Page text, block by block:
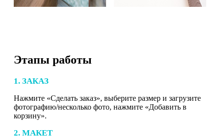
Этапы работы
1. ЗАКАЗ
Нажмите «Сделать заказ», выберите размер и загрузите
фотографию/несколько фото, нажмите «Добавить в
корзину».
2. МАКЕТ